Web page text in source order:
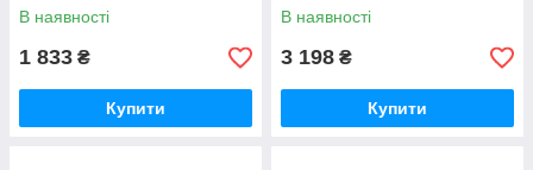
В наявності
1 833 ₴
Купити
В наявності
3 198 ₴
Купити